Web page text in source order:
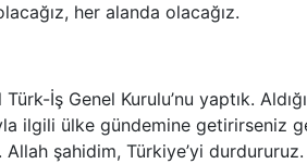
her alanda olacağız.
İş Genel Kurulu’nu yaptık.
ilgili ülke gündemine getirirseniz
Allah şahidim, Türkiye’yi durdururuz.